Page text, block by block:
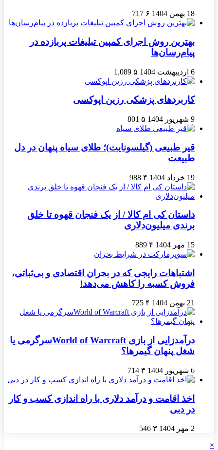
18 بهمن 1404 ۶ 717
بهترین روش اجرای کمپین تبلیغات پربازده در
پیام‌رسان‌ها
6 اردیبهشت 1404 ۵ 1,089
کاربردهای پزشکی رزین اپوکسی
9 شهریور 1404 ۵ 801
قیر طبیعی (گیلسونایت)؛ طلای سیاه پنهان در دل
طبیعت
19 خرداد 1404 ۴ 988
داستان کی ام کالا / از یک فنجان قهوه تا خلق
برندی میلیون‌دلاری
15 مهر 1404 ۴ 889
اشتباهات رایجی که در بحران اقتصادی و بی‌ثباتی،
فروش کسبه را کاهش می‌دهد!
21 بهمن 1404 ۴ 725
درآمدزایی از بازی World of Warcraftسرگرمی یا
شغل پنهان گیمرها؟
6 شهریور 1404 ۳ 714
اخذ اقامت و درآمد دلاری با راه اندازی کسب و کار
در دبی
2 مهر 1404 ۳ 546
×